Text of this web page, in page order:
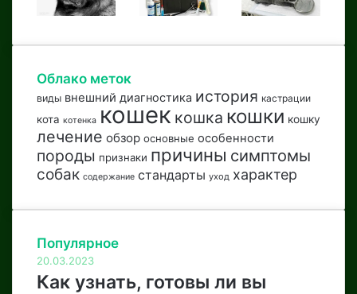
Облако меток
виды внешний диагностика история кастрации
кота котенка кошек кошка кошки кошку
лечение обзор основные особенности
породы признаки причины симптомы
собак содержание стандарты уход характер
Популярное
20.03.2023
Как узнать, готовы ли вы